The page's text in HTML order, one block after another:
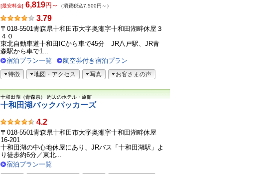
[最安料金] 6,819円～ （消費税込7,500円～）
お
客
さ
ま
の
声
3.79
〒018-5501青森県十和田市大字奥瀬字十和田湖畔休屋３
４０
東北自動車道十和田ICから車で45分 JR八戸駅、JR青
森駅から車で1...
宿泊プラン一覧
航空券付き宿泊プラン
特徴 地図・アクセス 写真 お客さまの声
十和田湖（青森県） 周辺のホテル・旅館
十和田湖バックパッカーズ
お
客
さ
ま
の
声
4.2
〒018-5501青森県十和田市大字奥瀬字十和田湖畔休屋
16-201
十和田湖の中心地休屋にあり、JRバス「十和田湖駅」よ
り徒歩約6分／東北...
宿泊プラン一覧